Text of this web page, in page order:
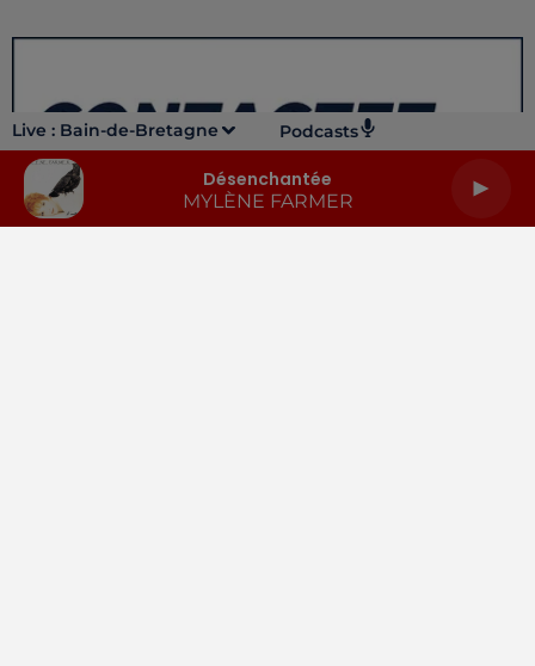
Live : Bain-de-Bretagne Podcasts
Désenchantée
MYLÈNE FARMER